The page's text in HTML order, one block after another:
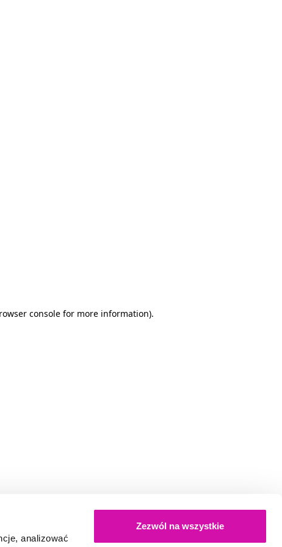
analizować
Zezwól na wszystkie
console for more information).